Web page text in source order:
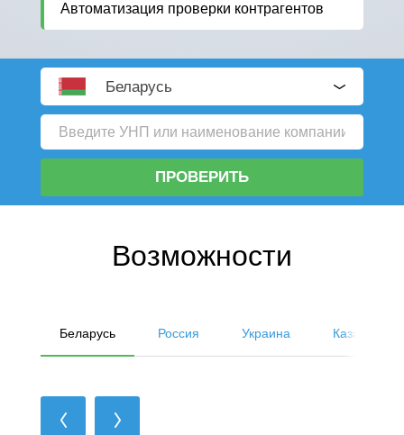
Автоматизация проверки контрагентов
Беларусь
ПРОВЕРИТЬ
Возможности
Беларусь Россия Украина Казахстан